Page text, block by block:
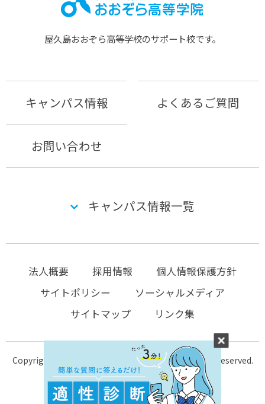
屋久島おおぞら⾼等学校のサポート校です。
キャンパス情報 よくあるご質問
お問い合わせ
キャンパス情報一覧
法人概要 採用情報
個人情報保護方針
サイトポリシー
ソーシャルメディア
サイトマップ
リンク集
Copyright © 2004-2026 KTC-school.com All Rights Reserved.